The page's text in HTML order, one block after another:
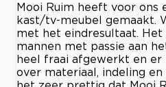
Mooi Ruim heeft voor ons
kast/tv-meubel gemaakt.
met het eindresultaat. Het
mannen met passie aan
heel fraai afgewerkt en er
over materiaal, indeling